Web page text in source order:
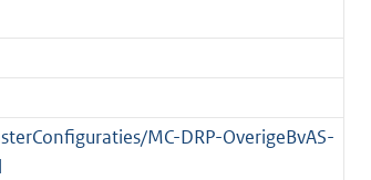
MC-DRP-OverigeBvAS-